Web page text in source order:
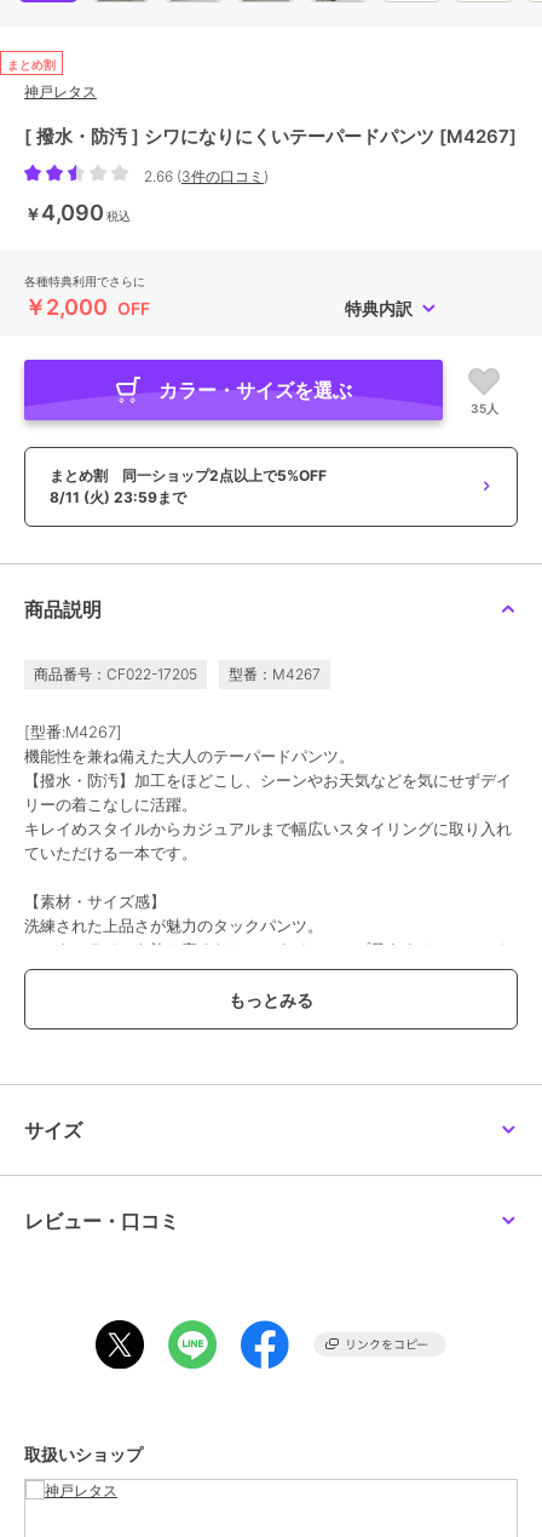
まとめ割
神戸レタス
[ 撥水・防汚 ] シワになりにくいテーパードパンツ [M4267]
2.66 (3件の口コミ )
￥4,090 税込
各種特典利用でさらに
￥2,000 OFF 特典内訳
カラー・サイズを選ぶ
35人
まとめ割 同一ショップ2点以上で5%OFF
8/11 (火) 23:59まで
商品説明
商品番号：CF022-17205 型番：M4267
[型番:M4267]
機能性を兼ね備えた大人のテーパードパンツ。
【撥水・防汚】加工をほどこし、シーンやお天気などを気にせずデイ
リーの着こなしに活躍。
キレイめスタイルからカジュアルまで幅広いスタイリングに取り入れ
ていただける一本です。
【素材・サイズ感】
洗練された上品さが魅力のタックパンツ。
センターラインを施し穿くだけでスタイルアップ見えするシルエット
の美しさも魅力。
シワになりにくい防シワ加工でお手入れも楽ちんなイージーケアも嬉
しいポイントです◎
商品カテゴリ
ライトグレー、ブラック
プチS,S,プチM,M
特徴
サイズ
レビュー・口コミ
取扱いショップ